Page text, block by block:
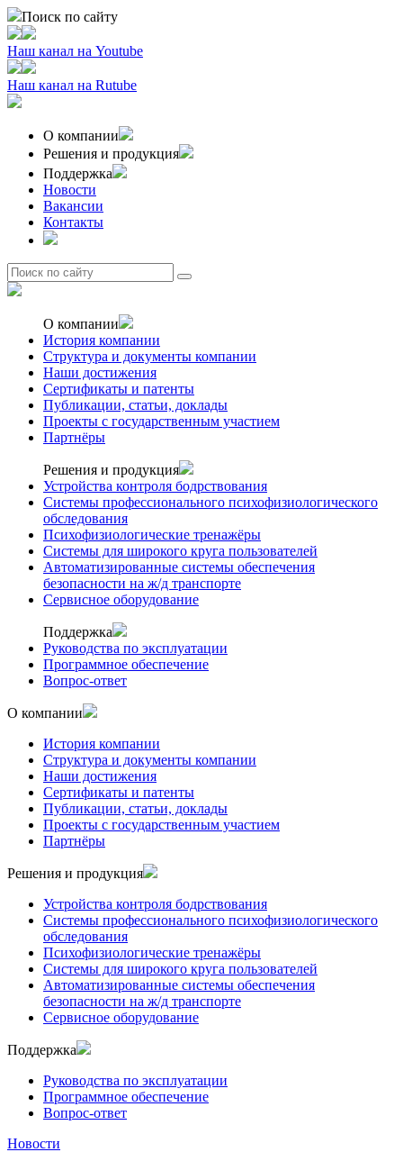
Поиск по сайту
Наш канал на Youtube
Наш канал на Rutube
О компании
Решения и продукция
Поддержка
Новости
Вакансии
Контакты
О компании
История компании
Структура и документы компании
Наши достижения
Сертификаты и патенты
Публикации, статьи, доклады
Проекты с государственным участием
Партнёры
Решения и продукция
Устройства контроля бодрствования
Системы профессионального психофизиологического
обследования
Психофизиологические тренажёры
Системы для широкого круга пользователей
Автоматизированные системы обеспечения
безопасности на ж/д транспорте
Сервисное оборудование
Поддержка
Руководства по эксплуатации
Программное обеспечение
Вопрос-ответ
О компании
История компании
Структура и документы компании
Наши достижения
Сертификаты и патенты
Публикации, статьи, доклады
Проекты с государственным участием
Партнёры
Решения и продукция
Устройства контроля бодрствования
Системы профессионального психофизиологического
обследования
Психофизиологические тренажёры
Системы для широкого круга пользователей
Автоматизированные системы обеспечения
безопасности на ж/д транспорте
Сервисное оборудование
Поддержка
Руководства по эксплуатации
Программное обеспечение
Вопрос-ответ
Новости